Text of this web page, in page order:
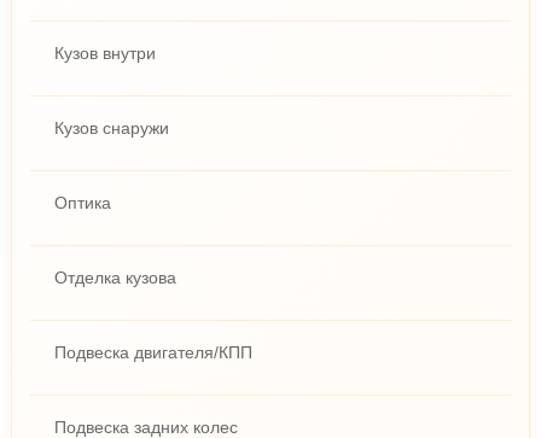
Кузов внутри
Кузов снаружи
Оптика
Отделка кузова
Подвеска двигателя/КПП
Подвеска задних колес